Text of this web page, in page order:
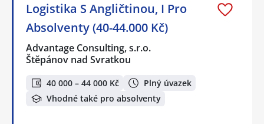
Logistika S Angličtinou, I Pro
Absolventy (40-44.000 Kč)
Advantage Consulting, s.r.o.
Štěpánov nad Svratkou
40 000 – 44 000 Kč
Plný úvazek
Vhodné také pro absolventy